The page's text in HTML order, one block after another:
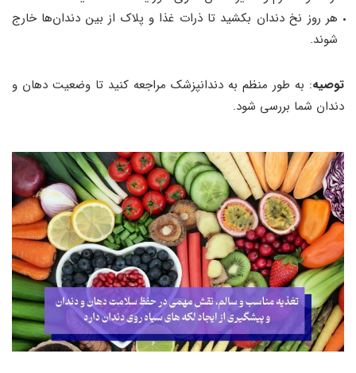
هر روز نخ دندان بکشید تا ذرات غذا و پلاک از بین دندان‌ها خارج
شوند.
توصیه: به طور منظم به دندانپزشک مراجعه کنید تا وضعیت دهان و
دندان شما بررسی شود.